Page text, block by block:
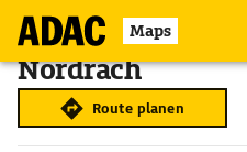
Maps
Nordrach
Route planen